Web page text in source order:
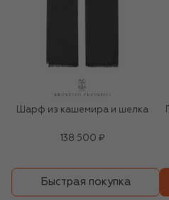
Шарф из кашемира и шелка
138 500 ₽
Быстрая покупка